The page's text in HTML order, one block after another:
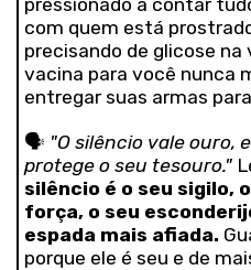
com quem está
precisando de glicose na
vacina para você nunca
entregar suas armas
🗣️ "O silêncio vale ouro,
protege o seu tesouro."
silêncio é o seu sigilo,
força, o seu
espada mais afiada.
porque ele é seu e de